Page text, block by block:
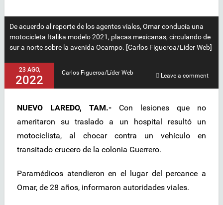
De acuerdo al reporte de los agentes viales, Omar conducía una
motocicleta Italika modelo 2021, placas mexicanas, circulando de
sur a norte sobre la avenida Ocampo. [Carlos Figueroa/Líder Web]
23 AGO,
2022
Carlos Figueroa/Líder Web Leave a comment
NUEVO LAREDO, TAM.- Con lesiones que no
ameritaron su traslado a un hospital resultó un
motociclista, al chocar contra un vehículo en
transitado crucero de la colonia Guerrero.
Paramédicos atendieron en el lugar del percance a
Omar, de 28 años, informaron autoridades viales.